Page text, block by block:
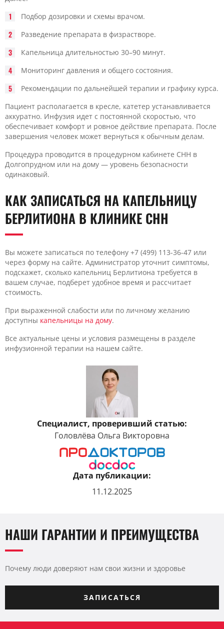
Подбор дозировки и схемы врачом.
Разведение препарата в физрастворе.
Капельница длительностью 30–90 минут.
Мониторинг давления и общего состояния.
Рекомендации по дальнейшей терапии и графику курса.
Пациент располагается в кресле, катетер устанавливается
аккуратно. Инфузия идет с постоянной скоростью, что
обеспечивает комфорт и ровное действие препарата. После
завершения человек может вернуться к обычным делам.
Процедура проводится в процедурном кабинете CHH в
Долгопрудном или на дому — уровень безопасности
одинаковый.
КАК ЗАПИСАТЬСЯ НА КАПЕЛЬНИЦУ
БЕРЛИТИОНА В КЛИНИКЕ CHH
Вы можете записаться по телефону +7 (499) 113-36-47 или
через форму на сайте. Администратор уточнит симптомы,
подскажет, сколько капельниц Берлитиона требуется в
вашем случае, подберет удобное время и рассчитает
стоимость.
При выраженной слабости или по личному желанию
доступны капельницы на дому.
Все актуальные цены и условия размещены в разделе
инфузионной терапии на нашем сайте.
Специалист, проверивший статью:
Головлёва Ольга Викторовна
Дата публикации:
11.12.2025
НАШИ ГАРАНТИИ И ПРЕИМУЩЕСТВА
Почему люди доверяют нам свои жизни и здоровье
ЗАПИСАТЬСЯ